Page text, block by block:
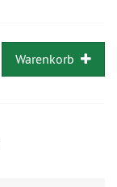
Warenkorb